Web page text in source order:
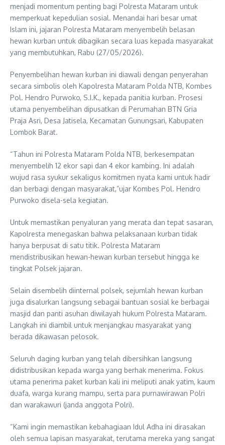
menjadi momentum penting bagi Polresta Mataram untuk
memperkuat kepedulian sosial. Menandai hari besar umat
Islam ini, jajaran Polresta Mataram menyembelih belasan
hewan kurban untuk dibagikan secara luas kepada masyarakat
yang membutuhkan, Rabu (27/05/2026).
Penyembelihan hewan kurban ini diawali dengan penyerahan
secara simbolis oleh Kapolresta Mataram Polda NTB, Kombes
Pol. Hendro Purwoko, S.I.K., kepada panitia kurban. Prosesi
utama penyembelihan dipusatkan di Perumahan BTN Gria
Praja Asri, Desa Jatisela, Kecamatan Gunungsari, Kabupaten
Lombok Barat.
“Tahun ini Polresta Mataram Polda NTB, berkesempatan
menyembelih 12 ekor sapi dan 4 ekor kambing. Ini adalah
wujud rasa syukur sekaligus komitmen nyata kami untuk hadir
dan berbagi dengan masyarakat,”ujar Kombes Pol. Hendro
Purwoko disela-sela kegiatan.
Untuk memastikan penyaluran yang merata dan tepat sasaran,
Kapolresta menegaskan bahwa pelaksanaan kurban tidak
hanya berpusat di satu titik. Polresta Mataram
mendistribusikan hewan-hewan kurban tersebut hingga ke
tingkat Polsek jajaran.
Selain disembelih diinternal polsek, sejumlah hewan kurban
juga disalurkan langsung sebagai bantuan sosial ke berbagai
masjid dan panti asuhan diwilayah hukum Polresta Mataram.
Langkah ini diambil untuk menjangkau masyarakat yang
berada dikawasan pelosok.
Seluruh daging kurban yang telah dibersihkan langsung
didistribusikan kepada warga yang berhak menerima. Fokus
utama penerima paket kurban kali ini meliputi anak yatim, kaum
duafa, warga kurang mampu, serta para purnawirawan Polri
dan warakawuri (janda anggota Polri).
“Kami ingin memastikan kebahagiaan Idul Adha ini dirasakan
oleh semua lapisan masyarakat, terutama mereka yang sangat